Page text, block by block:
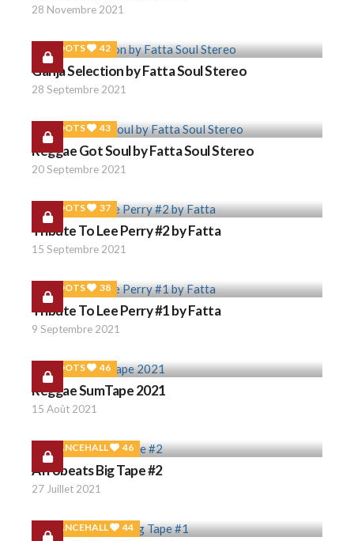
28 Novembre 2021
ROOTS 42
Ganja Selection by Fatta Soul Stereo
28 Septembre 2021
ROOTS 43
Reggae Got Soul by Fatta Soul Stereo
20 Septembre 2021
ROOTS 37
Tribute To Lee Perry #2 by Fatta
15 Septembre 2021
ROOTS 38
Tribute To Lee Perry #1 by Fatta
9 Septembre 2021
ROOTS 46
Reggae SumTape 2021
15 Août 2021
DANCEHALL 46
Afrobeats Big Tape #2
27 Juillet 2021
DANCEHALL 44